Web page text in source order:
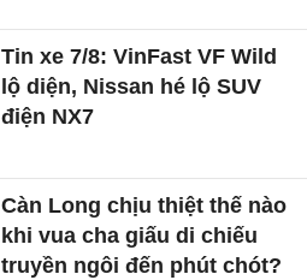
Tin xe 7/8: VinFast VF Wild
lộ diện, Nissan hé lộ SUV
điện NX7
Càn Long chịu thiệt thế nào
khi vua cha giấu di chiếu
truyền ngôi đến phút chót?